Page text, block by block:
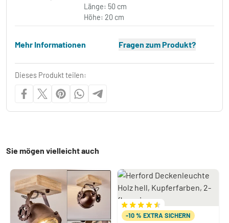
Länge: 50 cm
Höhe: 20 cm
Mehr Informationen Fragen zum Produkt?
Dieses Produkt teilen:
Sie mögen vielleicht auch
-10 % EXTRA SICHERN